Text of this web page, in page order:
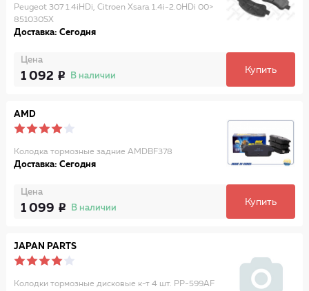
Peugeot 307 1.4iHDi, Citroen Xsara 1.4i-2.0HDi 00>
851030SX
Доставка: Сегодня
Цена
1 092 В наличии
Купить
AMD
Колодка тормозные задние AMDBF378
Доставка: Сегодня
Цена
1 099 В наличии
Купить
JAPAN PARTS
Колодки тормозные дисковые к-т 4 шт. PP-599AF